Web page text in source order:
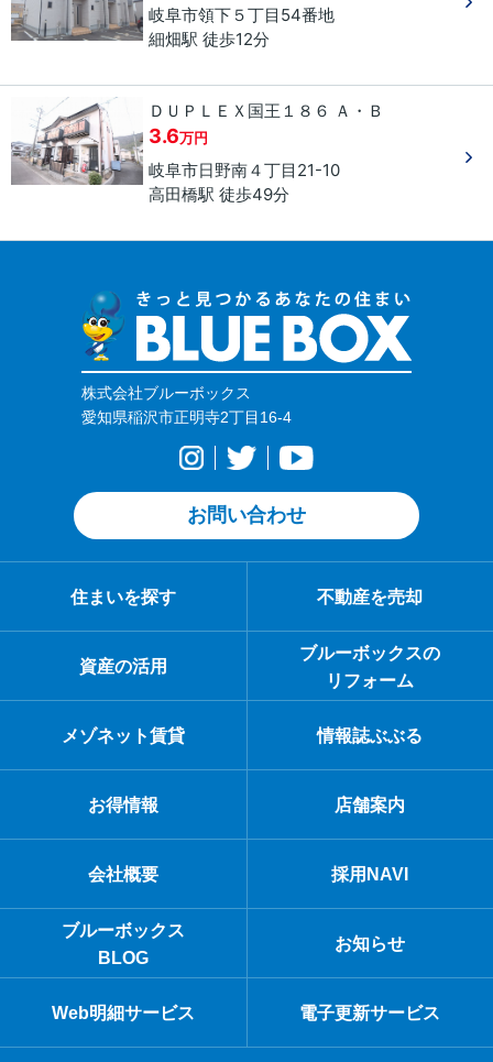
岐阜市領下 ５丁目 54番地
細畑駅 徒歩12分
ＤＵＰＬＥＸ国王１８６ Ａ・Ｂ
3.6万円
岐阜市日野南４丁目 21-10
高田橋駅 徒歩49分
株式会社ブルーボックス
愛知県稲沢市正明寺2丁目16-4
お問い合わせ
住まいを探す 不動産を売却
資産の活用
ブルーボックスの
リフォーム
メゾネット賃貸 情報誌ぶぶる
お得情報 店舗案内
会社概要 採用NAVI
ブルーボックス
BLOG
お知らせ
Web明細サービス 電子更新サービス